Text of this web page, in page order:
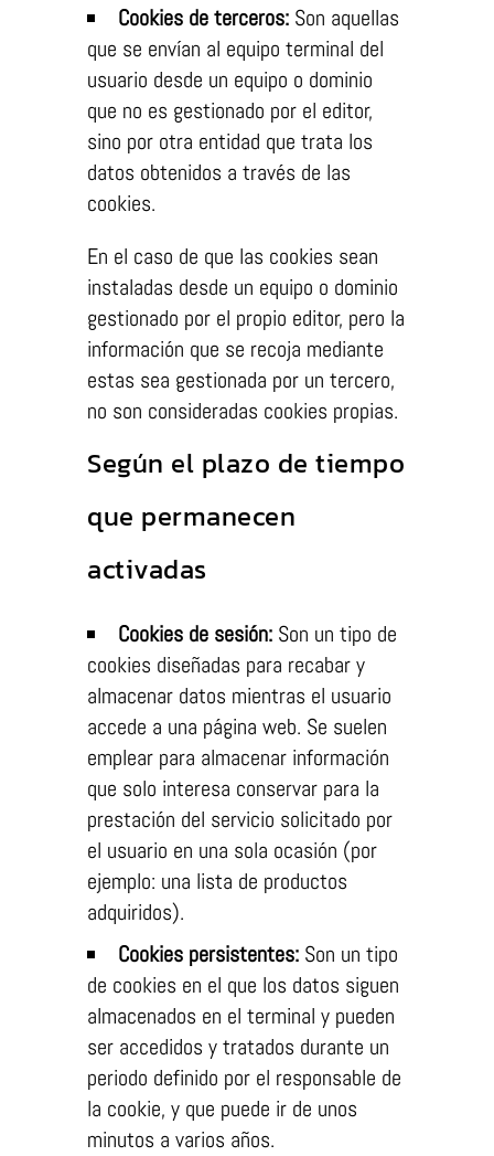
Cookies de terceros: Son aquellas
que se envían al equipo terminal del
usuario desde un equipo o dominio
que no es gestionado por el editor,
sino por otra entidad que trata los
datos obtenidos a través de las
cookies.
En el caso de que las cookies sean
instaladas desde un equipo o dominio
gestionado por el propio editor, pero la
información que se recoja mediante
estas sea gestionada por un tercero,
no son consideradas cookies propias.
Según el plazo de tiempo
que permanecen
activadas
Cookies de sesión: Son un tipo de
cookies diseñadas para recabar y
almacenar datos mientras el usuario
accede a una página web. Se suelen
emplear para almacenar información
que solo interesa conservar para la
prestación del servicio solicitado por
el usuario en una sola ocasión (por
ejemplo: una lista de productos
adquiridos).
Cookies persistentes: Son un tipo
de cookies en el que los datos siguen
almacenados en el terminal y pueden
ser accedidos y tratados durante un
periodo definido por el responsable de
la cookie, y que puede ir de unos
minutos a varios años.